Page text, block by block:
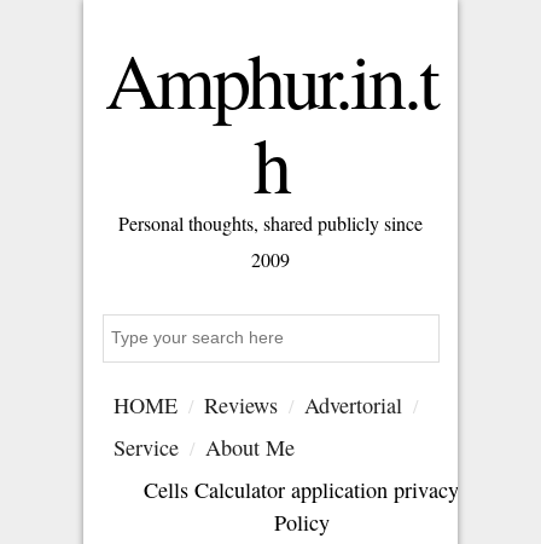
Amphur.in.t
h
Personal thoughts, shared publicly since
2009
HOME Reviews
Advertorial
Service
About Me
Cells Calculator application privacy
Policy